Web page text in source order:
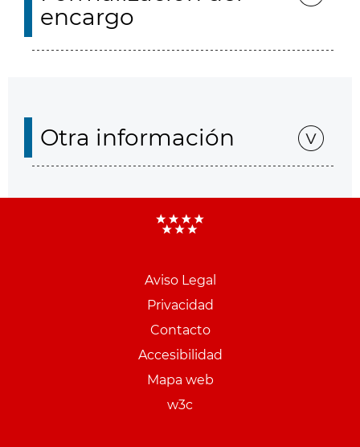
encargo
Otra información
Aviso Legal
Privacidad
Contacto
Accesibilidad
Mapa web
w3c